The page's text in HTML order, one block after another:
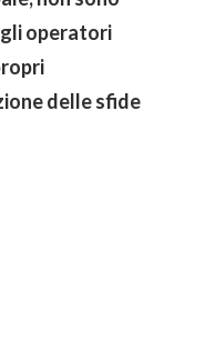
operatori
delle sfide